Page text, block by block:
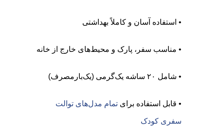
• استفاده آسان و کاملاً بهداشتی
• مناسب سفر، پارک و محیط‌های خارج از خانه
• شامل ۲۰ ساشه یک‌گرمی (یک‌بارمصرف)
• قابل استفاده برای تمام مدل‌های توالت
سفری کودک